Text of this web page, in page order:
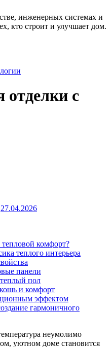
инженерных системах и
кто строит и улучшает дом.
с
27.04.2026
комфорт?
теплого интерьера
панели
пол
и комфорт
эффектом
гармоничного
уютном доме становится